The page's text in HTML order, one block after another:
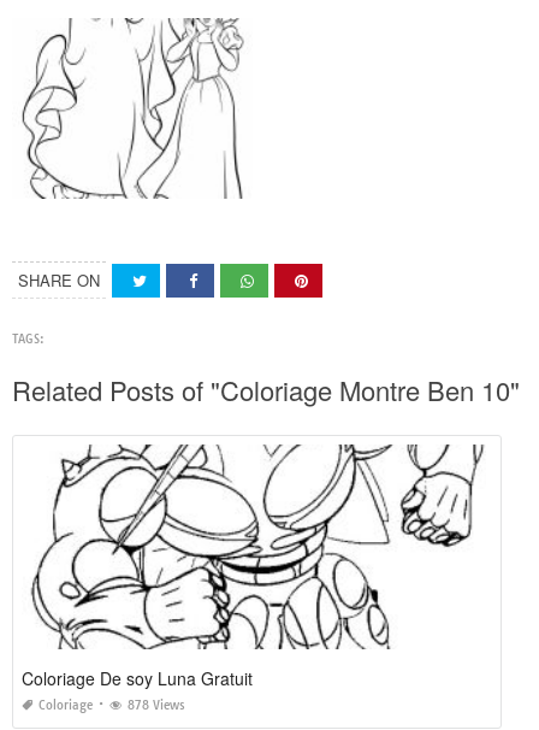
SHARE ON
TAGS:
Related Posts of "Coloriage Montre Ben 10"
Coloriage De soy Luna Gratuit
Coloriage 878 Views